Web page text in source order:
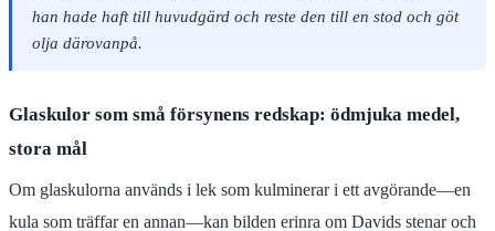
han hade haft till huvudgärd och reste den till en stod och göt
olja därovanpå.
Glaskulor som små försynens redskap: ödmjuka medel,
stora mål
Om glaskulorna används i lek som kulminerar i ett avgörande—en
kula som träffar en annan—kan bilden erinra om Davids stenar och